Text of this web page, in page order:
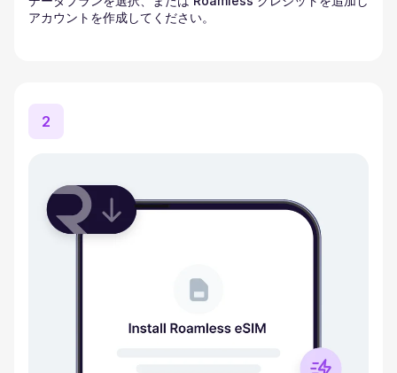
アカウントを作成してください。
2